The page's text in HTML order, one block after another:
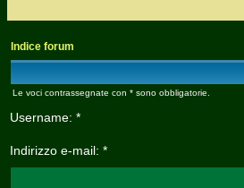
Indice forum
Le voci contrassegnate con * sono obbligatorie.
Username: *
Indirizzo e-mail: *